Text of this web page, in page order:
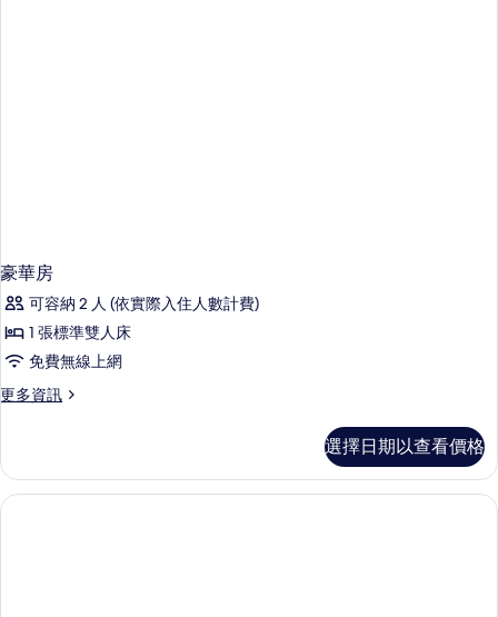
豪華房
可容納 2 人 (依實際入住人數計費)
1 張標準雙人床
免費無線上網
更多資訊
更
房
的
詳
選擇日期以查看價格